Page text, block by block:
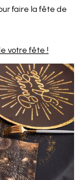
faire la fête de
votre fête !